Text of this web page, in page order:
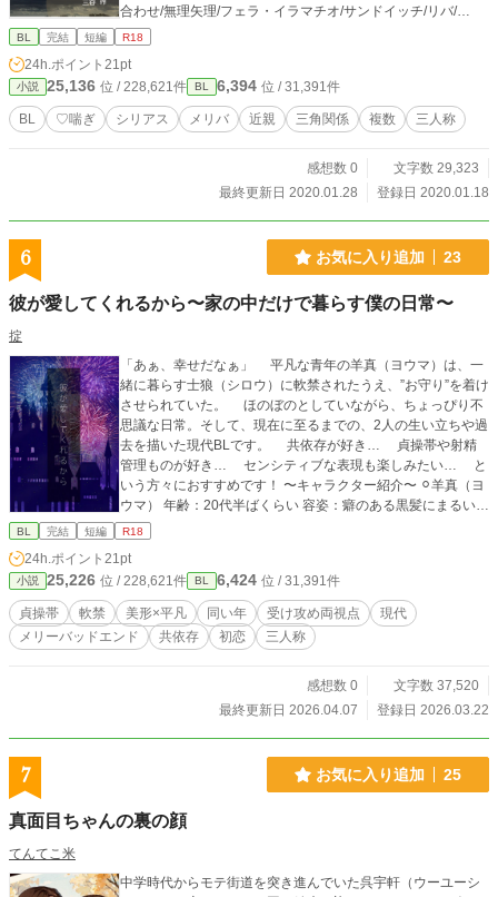
合わせ/無理矢理/フェラ・イラマチオ/サンドイッチ/リバ/
（微）流血 ※fujossy「オメガバース・兄弟・闇BL」BL小説
択するため「兄弟」「闇」要素はありますが「オメガバー
ス」はありません ※♡喘ぎがあります ※転載にあたり一部加
筆修正を行っております
BL 完結 短編 R18
24h.ポイント 21pt
小説 25,136 位 / 228,621件 BL 6,394 位 / 31,391件
BL ♡喘ぎ シリアス メリバ 近親 三角関係 複数 三人称
感想数 0
文字数 29,323
最終更新日 2020.01.28
登録日 2020.01.18
6 お気に入り追加 23
彼が愛してくれるから〜家の中だけで暮らす僕の日常〜
掟
「あぁ、幸せだなぁ」 平凡な青年の羊真（ヨウマ）は、一
緒に暮らす士狼（シロウ）に軟禁されたうえ、”お守り”を着け
させられていた。 ほのぼのとしていながら、ちょっぴり不
思議な日常。そして、現在に至るまでの、2人の生い立ちや過
去を描いた現代BLです。 共依存が好き… 貞操帯や射精
管理ものが好き… センシティブな表現も楽しみたい… と
いう方々におすすめです！ 〜キャラクター紹介〜 ⚪︎羊真（ヨ
ウマ） 年齢：20代半ばくらい 容姿：癖のある黒髪にまるい
目。色白で、顔立ちは平凡。小柄でやや細身 性格は温厚。
味は小説を読むこと。 家事をほとんどこなす家庭的な青
年。 軟禁状態にさせられ、貞操帯も着けさせられている ⚪︎
士狼（シロウ） 年齢：羊真と同い年 容姿：艶のある黒髪に、
切れ長の目。顔立ちが端正。背が高く、精悍な体つき 性格
は穏やか。 顔立ちが整っているからか、学生の頃はモテた
に、バリバリ働くサラリーマン。 羊真を軟禁している張本
週に1話だけ公開していく予定です ……の予定だったのです
BL 完結 短編 R18
24h.ポイント 21pt
小説 25,226 位 / 228,621件 BL 6,424 位 / 31,391件
貞操帯 軟禁 美形×平凡 同い年 受け攻め両視点
現代
メリーバッドエンド
共依存 初恋 三人称
感想数 0
文字数 37,520
最終更新日 2026.04.07
登録日 2026.03.22
7 お気に入り追加 25
真面目ちゃんの裏の顔
てんてこ米
中学時代からモテ街道を突き進んでいた呉宇軒（ウーユーシ